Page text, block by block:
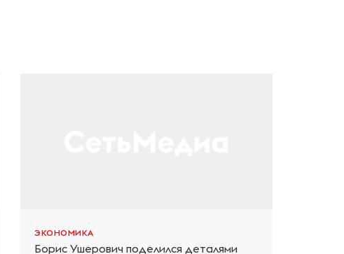
ЭКОНОМИКА
Борис Ушерович поделился деталями